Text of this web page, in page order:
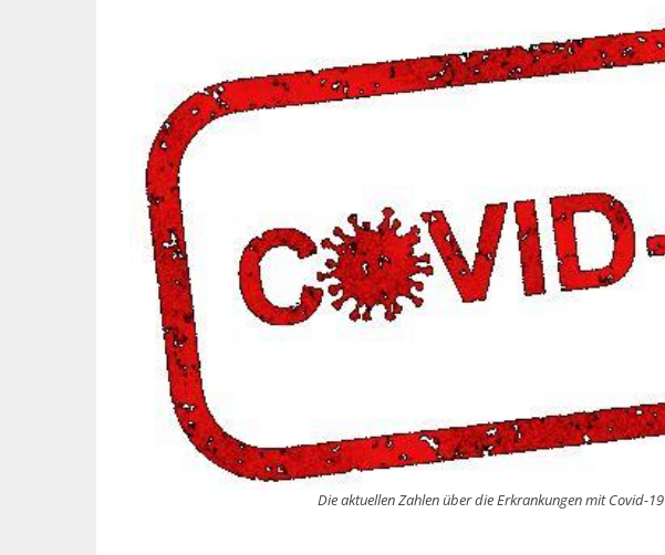
Die aktuellen Zahlen über die Erkrankungen mit Covid-